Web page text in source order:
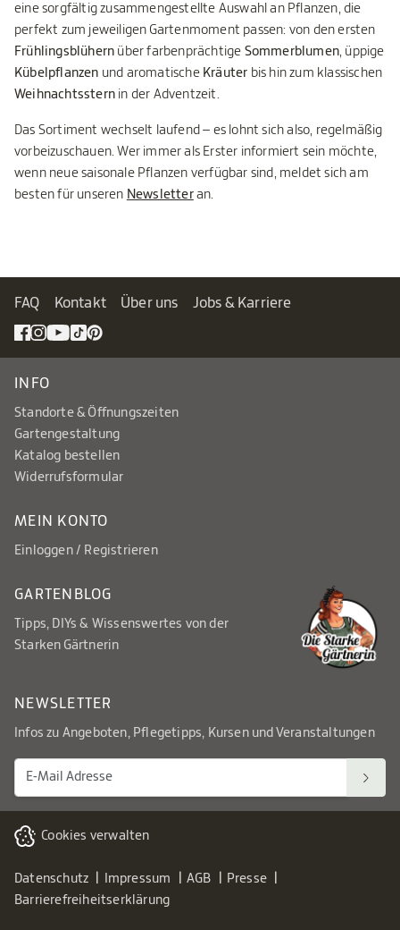
eine sorgfältig zusammengestellte Auswahl an Pflanzen, die
perfekt zum jeweiligen Gartenmoment passen: von den ersten
Frühlingsblühern über farbenprächtige Sommerblumen, üppige
Kübelpflanzen und aromatische Kräuter bis hin zum klassischen
Weihnachtsstern in der Adventzeit.
Das Sortiment wechselt laufend – es lohnt sich also, regelmäßig
vorbeizuschauen. Wer immer als Erster informiert sein möchte,
wenn neue saisonale Pflanzen verfügbar sind, meldet sich am
besten für unseren Newsletteran.
FAQ Kontakt Über uns Jobs & Karriere
INFO
Standorte & Öffnungszeiten
Gartengestaltung
Katalog bestellen
Widerrufsformular
MEIN KONTO
Einloggen / Registrieren
GARTENBLOG
Tipps, DIYs & Wissenswertes von der
Starken Gärtnerin
NEWSLETTER
Infos zu Angeboten, Pflegetipps, Kursen und Veranstaltungen
Cookies verwalten
Datenschutz Impressum AGB
Presse
Barrierefreiheitserklärung